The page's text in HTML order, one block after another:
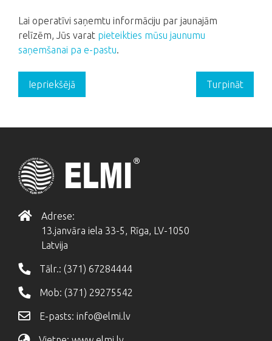
Lai operatīvi saņemtu informāciju par jaunajām
relīzēm, Jūs varat pieteikties mūsu jaunumu
saņemšanai pa e-pastu.
Iepriekšējā Turpināt
Adrese:
13.janvāra iela 33-5, Rīga, LV-1050
Latvija
Tālr.: (371) 67284444
Mob: (371) 29275542
E-pasts: info@elmi.lv